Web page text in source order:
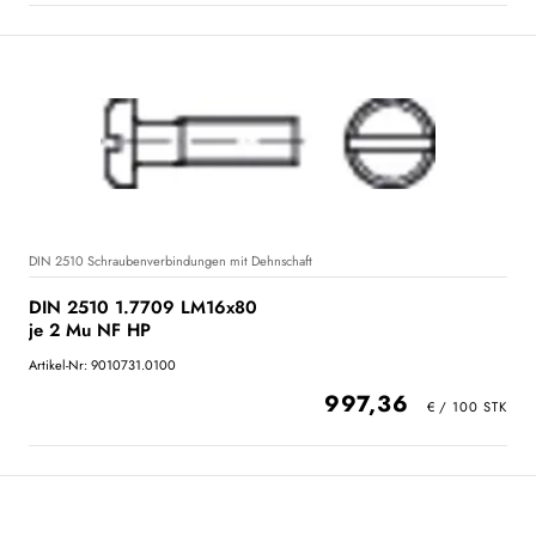
DIN 2510 Schraubenverbindungen mit Dehnschaft
DIN 2510 1.7709 LM16x80
je 2 Mu NF HP
Artikel-Nr: 9010731.0100
997,36